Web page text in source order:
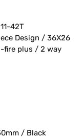
42T
Design / 36X26
fire plus / 2 way
/ Black